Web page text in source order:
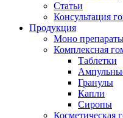
Статьи
Консультация
Продукция
Моно
Комплексная
Таблетки
Гранулы
Капли
Сиропы
Косметическая